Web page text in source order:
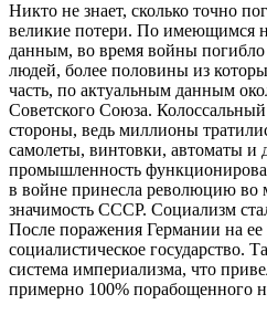
Никто не знает, сколько точно
великие потери. По имеющимся
данным, во время войны
людей, более половины из
часть, по актуальным данным
Советского Союза.
стороны, ведь миллионы
самолеты, винтовки, автоматы и
промышленность
в войне принесла революцию во
значимость СССР. Социализм
После поражения Германии на ее
социалистическое государство.
система империализма, что
примерно 100% порабощенного